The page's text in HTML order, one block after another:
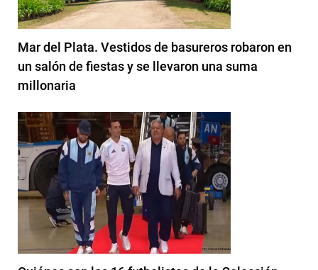
Mar del Plata. Vestidos de basureros robaron en
un salón de fiestas y se llevaron una suma
millonaria